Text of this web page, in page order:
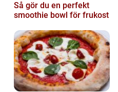
Så gör du en perfekt
smoothie bowl för frukost